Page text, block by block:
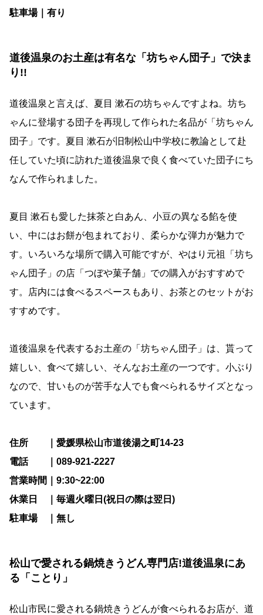
駐車場｜有り
道後温泉のお土産は有名な「坊ちゃん団子」で決ま
り!!
道後温泉と言えば、夏目 漱石の坊ちゃんですよね。坊ち
ゃんに登場する団子を再現して作られた名品が「坊ちゃん
団子」です。夏目 漱石が旧制松山中学校に教論として赴
任していた頃に訪れた道後温泉で良く食べていた団子にち
なんで作られました。
夏目 漱石も愛した抹茶と白あん、小豆の異なる餡を使
い、中にはお餅が包まれており、柔らかな弾力が魅力で
す。いろいろな場所で購入可能ですが、やはり元祖「坊ち
ゃん団子」の店「つぼや菓子舗」での購入がおすすめで
す。店内には食べるスペースもあり、お茶とのセットがお
すすめです。
道後温泉を代表するお土産の「坊ちゃん団子」は、貰って
嬉しい、食べて嬉しい、そんなお土産の一つです。小ぶり
なので、甘いものが苦手な人でも食べられるサイズとなっ
ています。
住所 ｜愛媛県松山市道後湯之町14-23
電話 ｜089-921-2227
営業時間｜9:30~22:00
休業日 ｜毎週火曜日(祝日の際は翌日)
駐車場 ｜無し
松山で愛される鍋焼きうどん専門店!道後温泉にあ
る「ことり」
松山市民に愛される鍋焼きうどんが食べられるお店が、道